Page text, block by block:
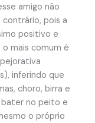
amigo não
pois a
positivo e
mais comum é
inferindo que
choro, birra e
no peito e
o próprio